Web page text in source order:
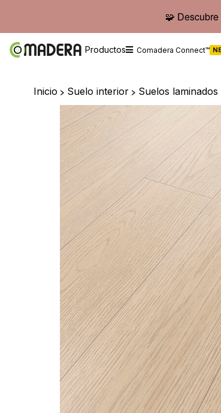
🧩 Descubre
Productos Comadera Connect™
Inicio > Suelo interior > Suelos laminados